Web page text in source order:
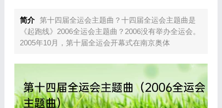
简介 第十四届全运会主题曲？十四届全运会主题曲是
《起跑线》2006全运会主题曲？2006没有举办全运会。
2005年10月，第十届全运会开幕式在南京奥体